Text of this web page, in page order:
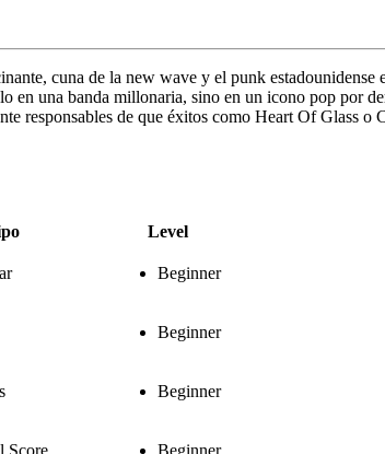
cuna de la new wave y el punk
en una banda millonaria, sino en un icono pop por
responsables de que éxitos como Heart Of Glass o
Level
Beginner
Beginner
Beginner